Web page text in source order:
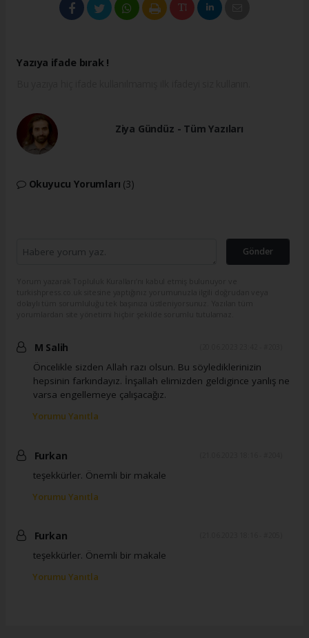
Yazıya ifade bırak !
Ziya Gündüz - Tüm Yazıları
Okuyucu Yorumları (3)
Gönder
M Salih
Öncelikle sizden Allah razı olsun. Bu söylediklerinizin
hepsinin farkındayız. İnşallah elimizden geldigince yanlış ne
varsa engellemeye çalışacağız.
Yorumu Yanıtla
Furkan
teşekkürler. Önemli bir makale
Yorumu Yanıtla
Furkan
teşekkürler. Önemli bir makale
Yorumu Yanıtla